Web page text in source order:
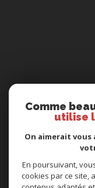
Comme
utilise
On aimerait
En poursuivant,
cookies par ce site,